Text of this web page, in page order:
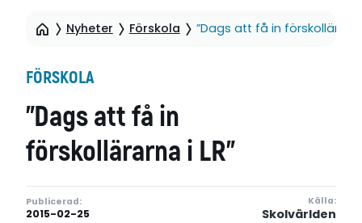
Nyheter Förskola ”Dags att få in förskollärarna
FÖRSKOLA
”Dags att få in
förskollärarna i LR”
Publicerad:
2015-02-25
Källa:
Skolvärlden